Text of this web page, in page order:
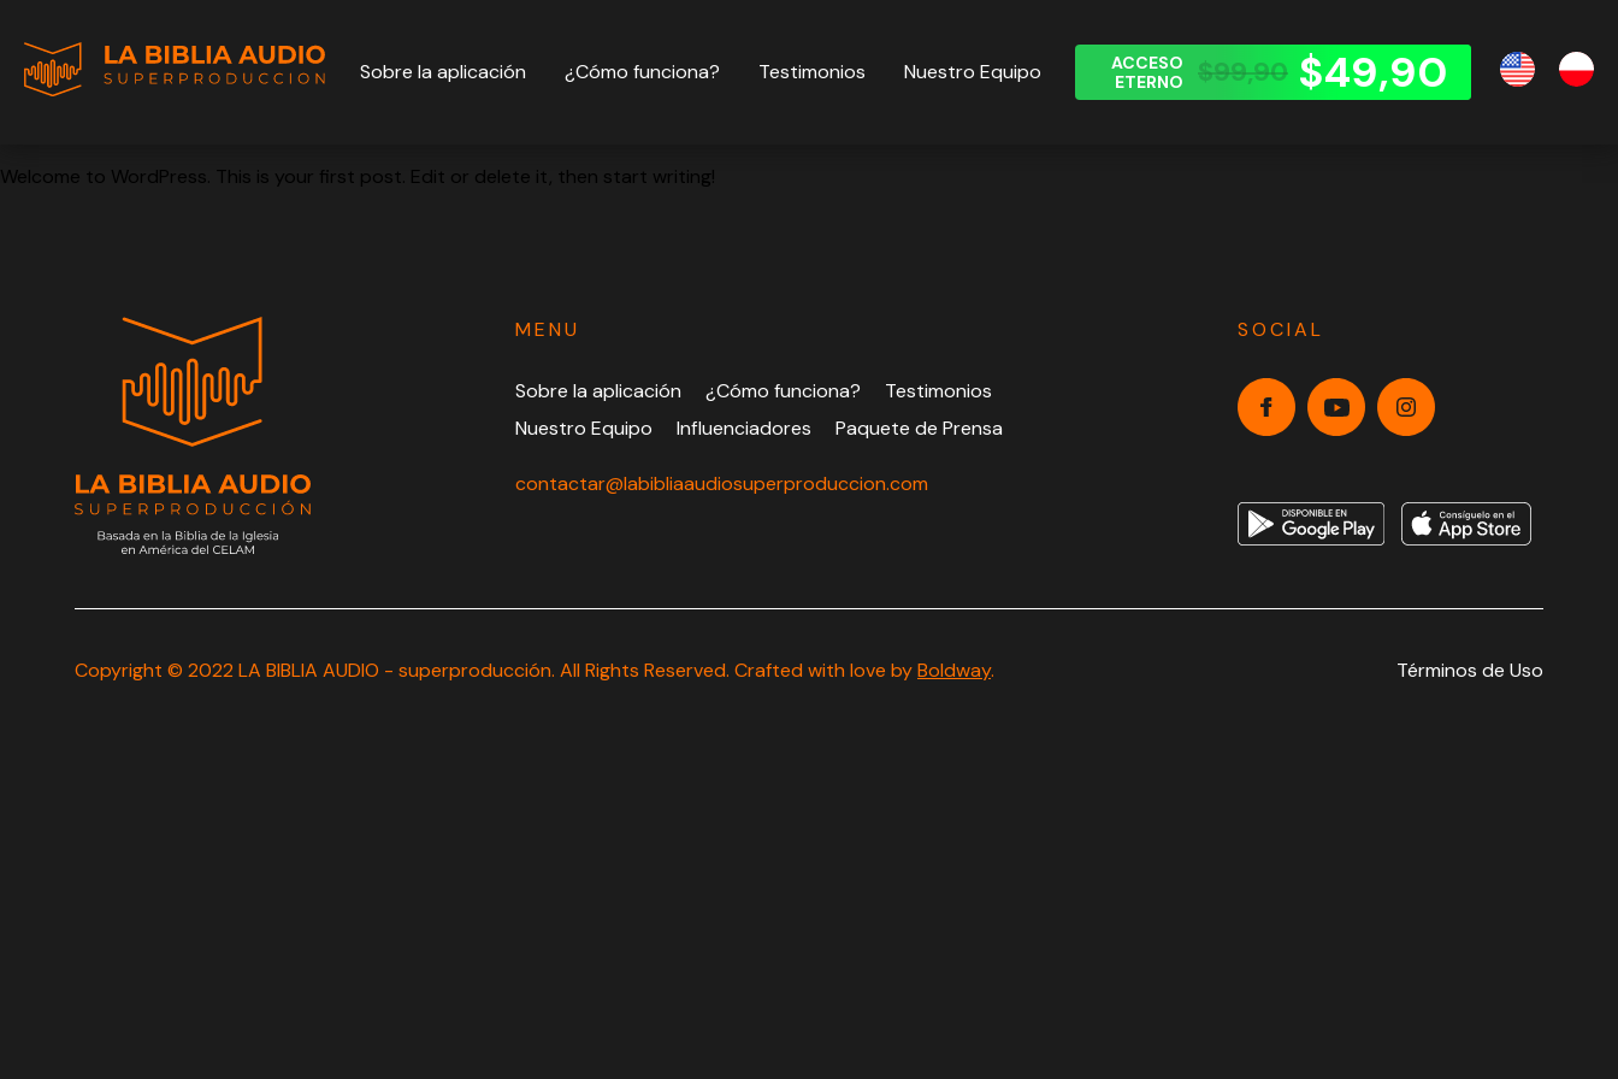
Sobre la aplicación ¿Cómo funciona? Testimonios Nuestro Equipo
ACCESO
ETERNO
$99,90 $49,90
Welcome to WordPress. This is your first post. Edit or delete it, then start writing!
MENU
Sobre la aplicación ¿Cómo funciona?
Testimonios
Nuestro Equipo
Influenciadores Paquete de Prensa
contactar@labibliaaudiosuperproduccion.com
SOCIAL
Copyright © 2022 LA BIBLIA AUDIO - superproducción. All Rights Reserved. Crafted with love byBoldway. Términos de Uso